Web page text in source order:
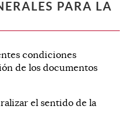
PARA LA
condiciones
de los documentos
el sentido de la